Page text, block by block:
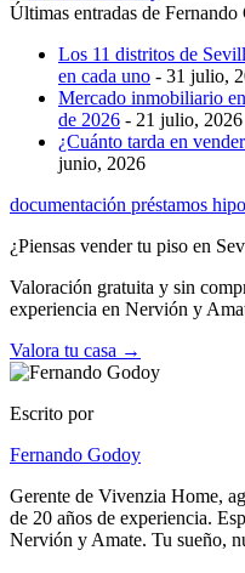
Últimas entradas de Fernando
Los 11 distritos de
en cada uno - 31 julio,
Mercado inmobiliario
de 2026 - 21 julio, 2026
¿Cuánto tarda en
junio, 2026
documentación préstamos
¿Piensas vender tu piso en
Valoración gratuita y sin
experiencia en Nervión y
Valora tu casa →
Escrito por
Fernando Godoy
Gerente de Vivenzia Home,
de 20 años de experiencia.
Nervión y Amate. Tu sueño,